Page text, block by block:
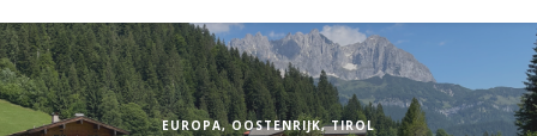
EUROPA,OOSTENRIJK,TIROL